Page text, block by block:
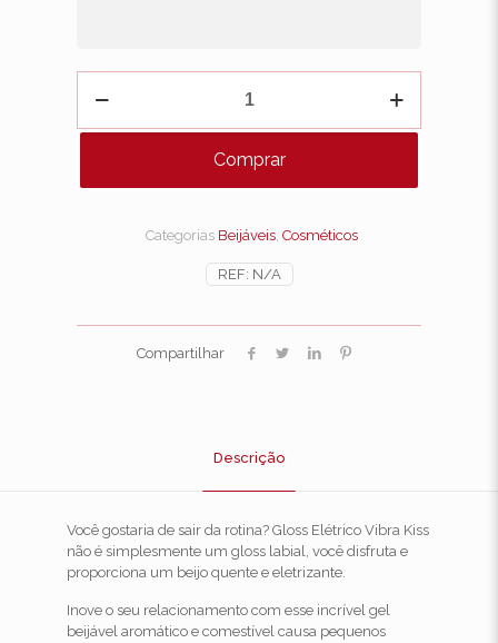
Elétrico
Kiss
Comprar
REF: N/A
Categorias Beijáveis, Cosméticos
Compartilhar
Descrição
Você gostaria de sair da rotina? Gloss Elétrico Vibra Kiss
não é simplesmente um gloss labial, você disfruta e
proporciona um beijo quente e eletrizante.
Inove o seu relacionamento com esse incrível gel
beijável aromático e comestível causa pequenos